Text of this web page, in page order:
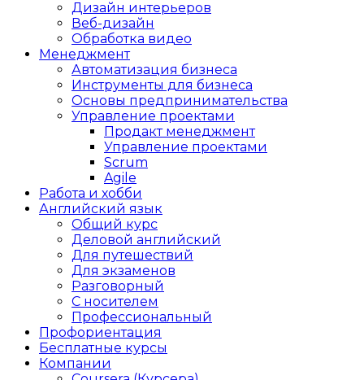
Дизайн интерьеров
Веб-дизайн
Обработка видео
Менеджмент
Автоматизация бизнеса
Инструменты для бизнеса
Основы предпринимательства
Управление проектами
Продакт менеджмент
Управление проектами
Scrum
Agile
Работа и хобби
Английский язык
Общий курс
Деловой английский
Для путешествий
Для экзаменов
Разговорный
С носителем
Профессиональный
Профориентация
Бесплатные курсы
Компании